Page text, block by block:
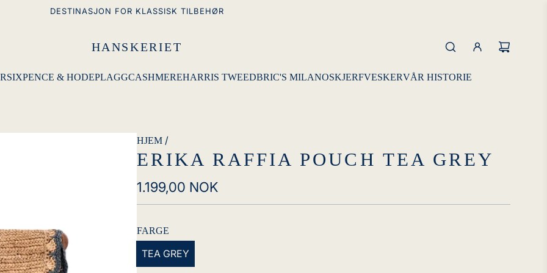
DESTINASJON FOR KLASSISK TILBEHØR
HANSKERIET
SIXPENCE & HODEPLAGGCASHMEREHARRIS TWEEDBRIC'S MILANOSKJERFVESKERVÅR HISTORIE
HJEM /
ERIKA RAFFIA POUCH TEA GREY
Vanlig
pris
1.199,00 NOK
FARGE
TEA GREY